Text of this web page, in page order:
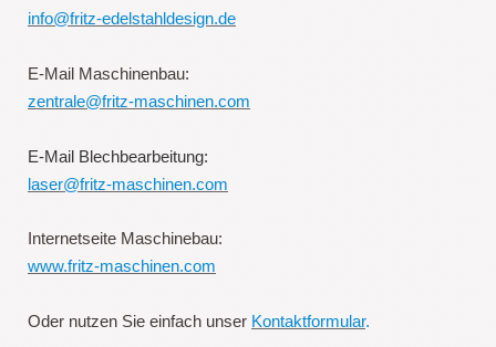
info@fritz-edelstahldesign.de
E-Mail Maschinenbau:
zentrale@fritz-maschinen.com
E-Mail Blechbearbeitung:
laser@fritz-maschinen.com
Internetseite Maschinebau:
www.fritz-maschinen.com
Oder nutzen Sie einfach unser Kontaktformular.